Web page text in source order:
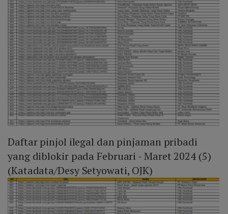
Daftar pinjol ilegal dan pinjaman pribadi
yang diblokir pada Februari - Maret 2024 (5)
(Katadata/Desy Setyowati, OJK)